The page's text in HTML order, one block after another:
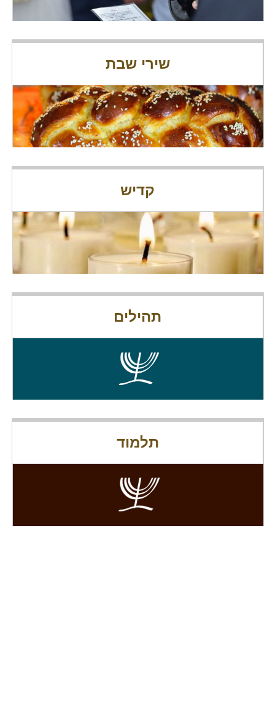
שירי שבת
קדיש
תהילים
תלמוד